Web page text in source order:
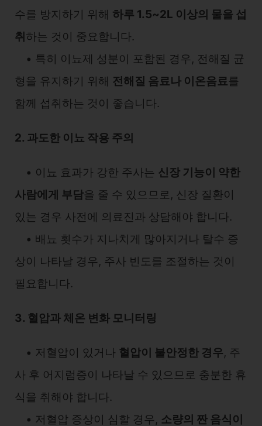
수를 방지하기 위해 하루 1.5~2L 이상의 물을 섭
취 하는 것이 중요합니다.
• 특히 이뇨제 성분이 포함된 경우, 전해질 균
형을 유지하기 위해 전해질 음료나 이온음료를
함께 섭취하는 것이 좋습니다.
2. 과도한 이뇨 작용 주의
• 이뇨 효과가 강한 주사는 신장 기능이 약한
사람에게 부담을 줄 수 있으므로, 신장 질환이
있는 경우 사전에 의료진과 상담해야 합니다.
• 배뇨 횟수가 지나치게 많아지거나 탈수 증
상이 나타날 경우, 주사 빈도를 조절하는 것이
필요합니다.
3. 혈압과 체온 변화 모니터링
• 저혈압이 있거나 혈압이 불안정한 경우, 주
사 후 어지럼증이 나타날 수 있으므로 충분한 휴
식을 취해야 합니다.
• 저혈압 증상이 심할 경우, 소량의 짠 음식이